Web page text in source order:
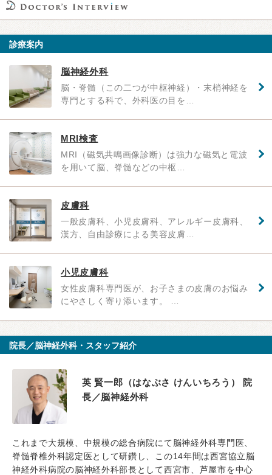
診療案内
脳神経外科
脳・脊髄（この二つが中枢神経）・末梢神経を
専門とする科で、外科医の目を…
MRI検査
MRI（磁気共鳴画像診断）は強力な磁気と電波
を用いて脳、脊髄などの中枢…
皮膚科
一般皮膚科、小児皮膚科、アレルギー皮膚科、
漢方、自由診療による美容皮膚…
小児皮膚科
女性皮膚科専門医が、お子さまの皮膚のお悩み
にやさしく寄り添います。 …
院長／脳神経外科・スタッフ紹介
英 賢一郎（はなぶさ けんいちろう） 院
長／脳神経外科
これまで大規模、中規模の総合病院にて脳神経外科専門医、
脊髄脊椎外科認定医として研鑽し、この14年間は西宮協立脳
神経外科病院の脳神経外科部長として西宮市、芦屋市を中心